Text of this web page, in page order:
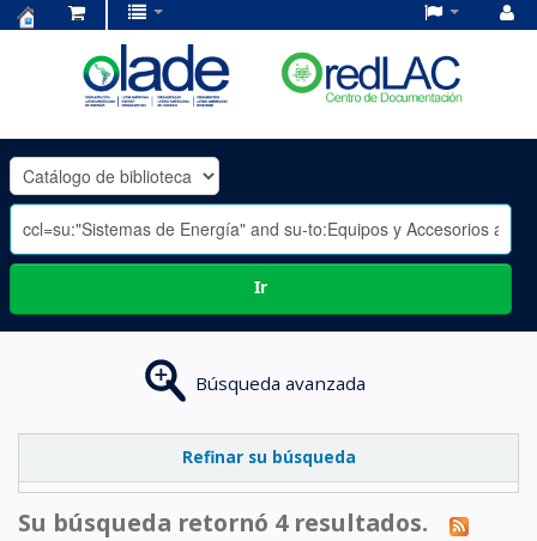
OLADE
-
Ir
Búsqueda avanzada
Refinar su búsqueda
Su búsqueda retornó 4 resultados.